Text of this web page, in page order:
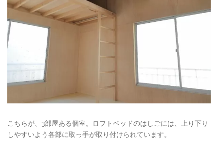
こちらが、3部屋ある個室。ロフトベッドのはしごには、上り下り
しやすいよう各部に取っ手が取り付けられています。